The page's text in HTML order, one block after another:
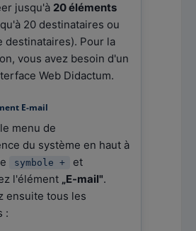
jusqu'à 20 éléments
20 destinataires ou
destinataires). Pour la
vous avez besoin d'un
Web Didactum.
E-mail
menu de
du système en haut à
symbole +
et
l'élément „E-mail".
ensuite tous les
: